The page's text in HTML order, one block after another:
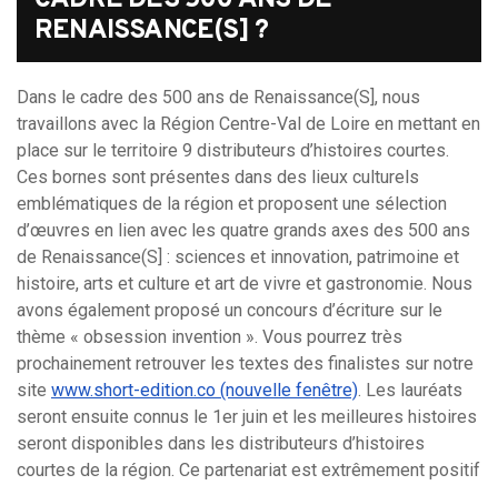
RENAISSANCE(S] ?
Dans le cadre des 500 ans de Renaissance(S], nous
travaillons avec la Région Centre-Val de Loire en mettant en
place sur le territoire 9 distributeurs d’histoires courtes.
Ces bornes sont présentes dans des lieux culturels
emblématiques de la région et proposent une sélection
d’œuvres en lien avec les quatre grands axes des 500 ans
de Renaissance(S] : sciences et innovation, patrimoine et
histoire, arts et culture et art de vivre et gastronomie. Nous
avons également proposé un concours d’écriture sur le
thème « obsession invention ». Vous pourrez très
prochainement retrouver les textes des finalistes sur notre
site www.short-edition.co (nouvelle fenêtre). Les lauréats
seront ensuite connus le 1er juin et les meilleures histoires
seront disponibles dans les distributeurs d’histoires
courtes de la région. Ce partenariat est extrêmement positif